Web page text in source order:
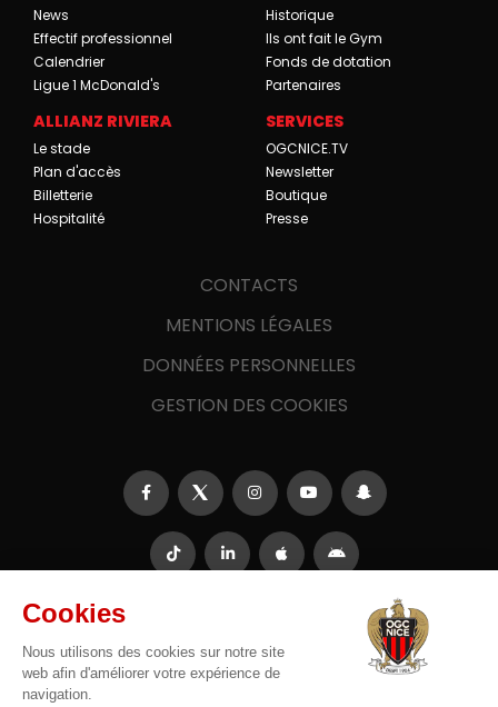
News
Effectif professionnel
Calendrier
Ligue 1 McDonald's
Historique
Ils ont fait le Gym
Fonds de dotation
Partenaires
ALLIANZ RIVIERA
Le stade
Plan d'accès
Billetterie
Hospitalité
SERVICES
OGCNICE.TV
Newsletter
Boutique
Presse
CONTACTS
MENTIONS LÉGALES
DONNÉES PERSONNELLES
GESTION DES COOKIES